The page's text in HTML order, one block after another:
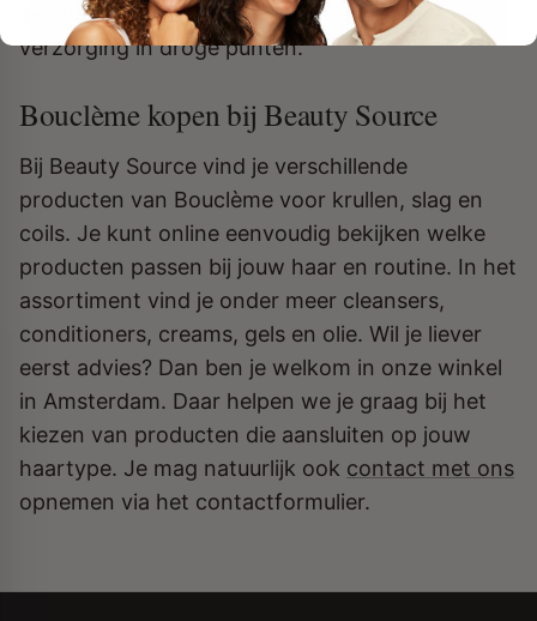
een haarolie zorgen voor meer glans en
verzorging in droge punten.
Bouclème kopen bij Beauty Source
Bij Beauty Source vind je verschillende
producten van Bouclème voor krullen, slag en
coils. Je kunt online eenvoudig bekijken welke
producten passen bij jouw haar en routine. In het
assortiment vind je onder meer cleansers,
conditioners, creams, gels en olie. Wil je liever
eerst advies? Dan ben je welkom in onze winkel
in Amsterdam. Daar helpen we je graag bij het
kiezen van producten die aansluiten op jouw
haartype. Je mag natuurlijk ook contact met ons
opnemen via het contactformulier.